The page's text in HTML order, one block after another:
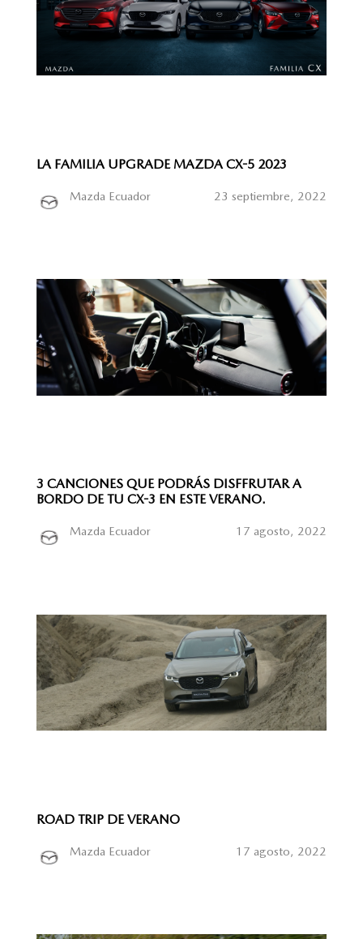
LA FAMILIA UPGRADE MAZDA CX-5 2023
Mazda Ecuador 23 septiembre, 2022
3 CANCIONES QUE PODRÁS DISFFRUTAR A
BORDO DE TU CX-3 EN ESTE VERANO.
Mazda Ecuador 17 agosto, 2022
ROAD TRIP DE VERANO
Mazda Ecuador 17 agosto, 2022